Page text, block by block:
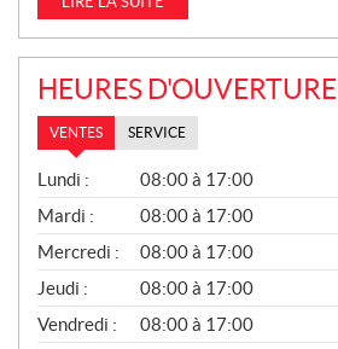
HEURES D'OUVERTURE
VENTES SERVICE
V
E
N
T
E
S
Lundi :
08:00 à 17:00
Mardi :
08:00 à 17:00
Mercredi :
08:00 à 17:00
Jeudi :
08:00 à 17:00
Vendredi :
08:00 à 17:00